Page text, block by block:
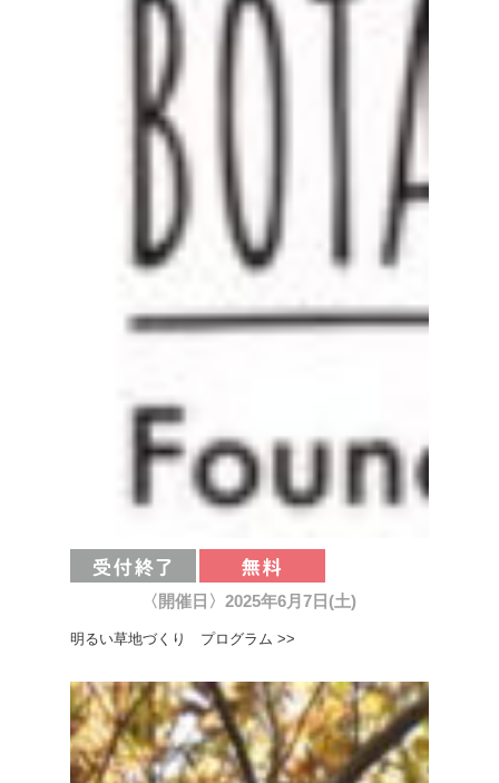
〈開催日〉2025年6月7日(土)
明るい草地づくり プログラム >>